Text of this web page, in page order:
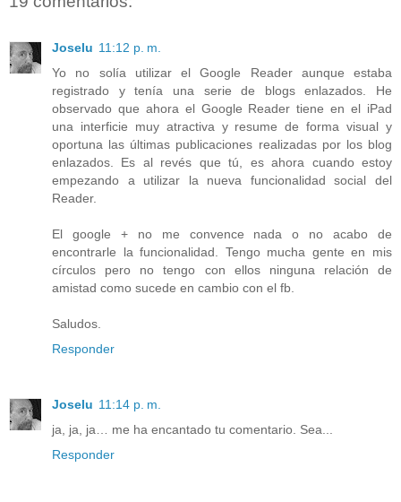
Joselu 11:12 p. m.
Yo no solía utilizar el Google Reader aunque estaba
registrado y tenía una serie de blogs enlazados. He
observado que ahora el Google Reader tiene en el iPad
una interficie muy atractiva y resume de forma visual y
oportuna las últimas publicaciones realizadas por los blog
enlazados. Es al revés que tú, es ahora cuando estoy
empezando a utilizar la nueva funcionalidad social del
Reader.
El google + no me convence nada o no acabo de
encontrarle la funcionalidad. Tengo mucha gente en mis
círculos pero no tengo con ellos ninguna relación de
amistad como sucede en cambio con el fb.
Saludos.
Responder
Joselu 11:14 p. m.
ja, ja, ja… me ha encantado tu comentario. Sea...
Responder